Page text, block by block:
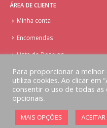
ÁREA DE CLIENTE
Minha conta
Encomendas
Lista de Desejos
© Copyright - Doces Tentações - Cake
Implementado por
Para proporcionar a
utiliza cookies. Ao clicar em
consentir o uso de todas as
opcionais.
MAIS OPÇÕES